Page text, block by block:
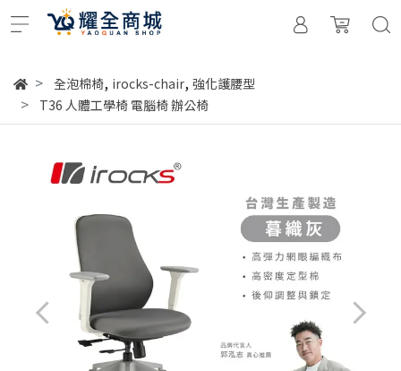
全泡棉椅, irocks-chair, 強化護腰型
T36 人體工學椅 電腦椅 辦公椅